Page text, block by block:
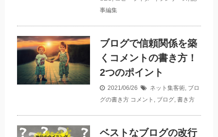
事編集
ブログで信頼関係を築
くコメントの書き方！
2つのポイント
2021/06/26 ネット集客術, ブロ
グの書き方 コメント , ブログ, 書き方
ベストなブログの改行